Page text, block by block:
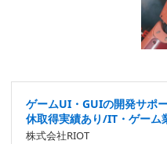
ゲームUI・GUIの開発サポ
休取得実績あり/IT・ゲーム
株式会社RIOT